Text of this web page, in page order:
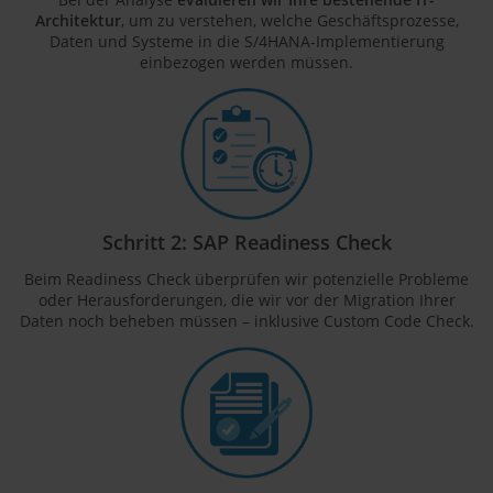
Architektur, um zu verstehen, welche Geschäftsprozesse,
Daten und Systeme in die S/4HANA-Implementierung
einbezogen werden müssen.
Schritt 2: SAP Readiness Check
Beim Readiness Check überprüfen wir potenzielle Probleme
oder Herausforderungen, die wir vor der Migration Ihrer
Daten noch beheben müssen – inklusive Custom Code Check.